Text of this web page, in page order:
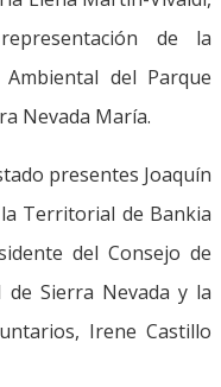
de la
del Parque
Nevada María.
presentes Joaquín
Territorial de Bankia
del Consejo de
de Sierra Nevada y la
Irene Castillo